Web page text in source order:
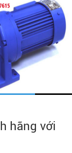
hãng với